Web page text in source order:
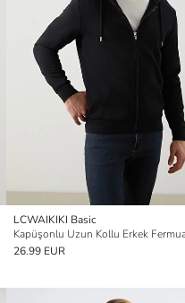
LCWAIKIKI Basic
26.99 EUR